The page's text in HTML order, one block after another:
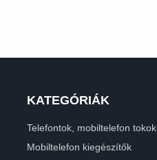
KATEGÓRIÁK
Telefontok, mobiltelefon tokok
Mobiltelefon kiegészítők